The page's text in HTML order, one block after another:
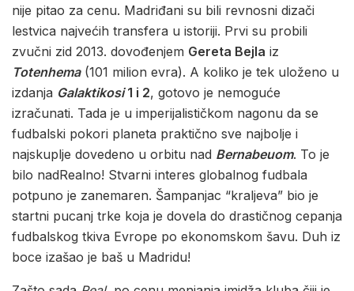
nije pitao za cenu. Madriđani su bili revnosni dizači
lestvica najvećih transfera u istoriji. Prvi su probili
zvučni zid 2013. dovođenjem Gereta Bejla iz
Totenhema (101 milion evra). A koliko je tek uloženo u
izdanja Galaktikosi1 i 2, gotovo je nemoguće
izračunati. Tada je u imperijalističkom nagonu da se
fudbalski pokori planeta praktično sve najbolje i
najskuplje dovedeno u orbitu nad Bernabeuom. To je
bilo nadRealno! Stvarni interes globalnog fudbala
potpuno je zanemaren. Šampanjac “kraljeva” bio je
startni pucanj trke koja je dovela do drastičnog cepanja
fudbalskog tkiva Evrope po ekonomskom šavu. Duh iz
boce izašao je baš u Madridu!